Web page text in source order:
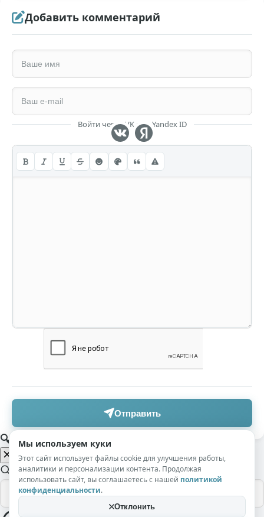
Добавить комментарий
Войти через VK или Yandex ID
Отправить
Мы используем куки
Этот сайт использует файлы cookie для улучшения работы,
аналитики и персонализации контента. Продолжая
использовать сайт, вы соглашаетесь с нашей политикой
конфиденциальности.
Отклонить
🔍 Поиск по сайту